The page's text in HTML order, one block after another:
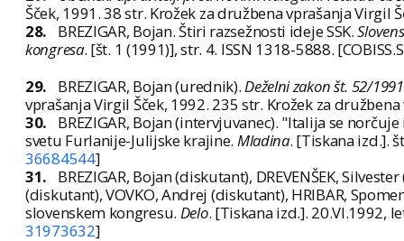
Šček, 1991. 38 str. Krožek za družbena vprašanja Virgil
28.
BREZIGAR, Bojan. Štiri razsežnosti ideje SSK.
kongresa. [št. 1 (1991)], str. 4. ISSN 1318-5888.
29.
BREZIGAR, Bojan (urednik).Deželni zakon št. 52/
vprašanja Virgil Šček, 1992. 235 str. Krožek za
30.
BREZIGAR, Bojan (intervjuvanec). "Italija se
svetu Furlanije-Julijske krajine. Mladina. [Tiskana izd.].
36684544]
31.
BREZIGAR, Bojan (diskutant), DREVENŠEK,
(diskutant), VOVKO, Andrej (diskutant), HRIBAR,
slovenskem kongresu. Delo. [Tiskana izd.]. 20.VI.1992,
31973632]